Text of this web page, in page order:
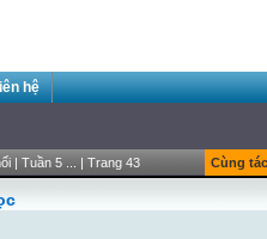
hệ
| Tuần 5 ... | Trang 43 Cùng